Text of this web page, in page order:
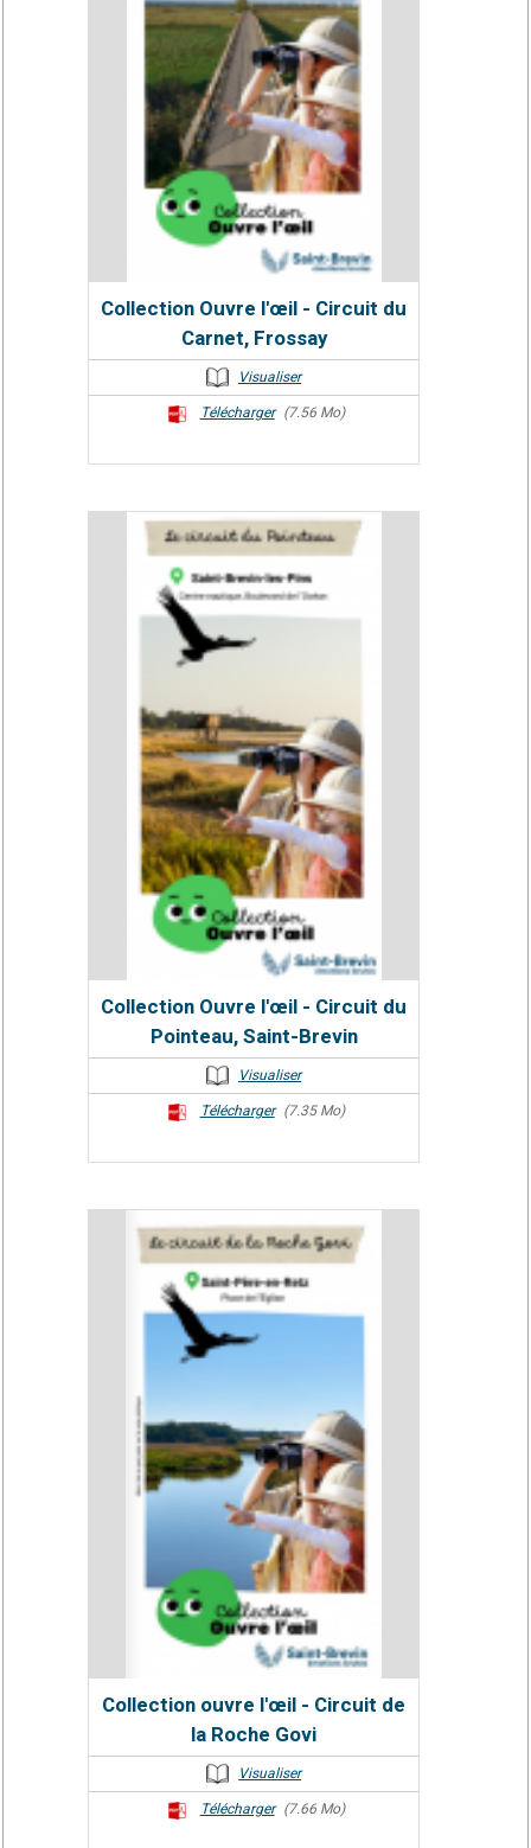
Collection Ouvre l'œil - Circuit du
Carnet, Frossay
Visualiser
Télécharger (7.56 Mo)
Collection Ouvre l'œil - Circuit du
Pointeau, Saint-Brevin
Visualiser
Télécharger (7.35 Mo)
Collection ouvre l'œil - Circuit de
la Roche Govi
Visualiser
Télécharger (7.66 Mo)